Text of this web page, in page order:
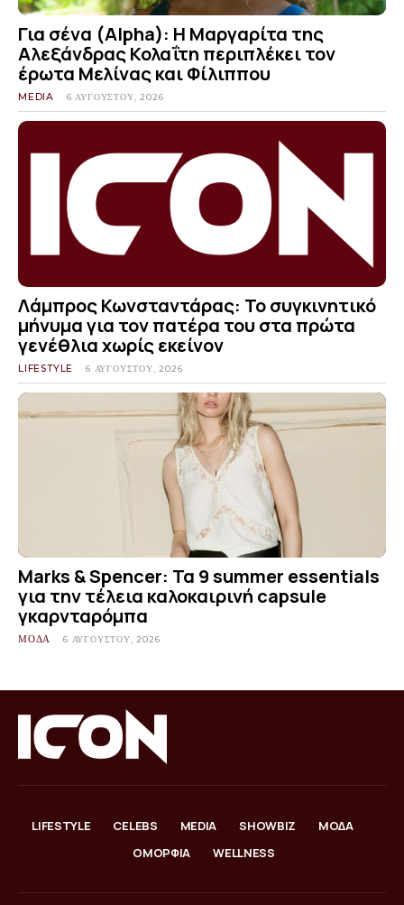
Για σένα (Alpha): Η Μαργαρίτα της
Αλεξάνδρας Κολαΐτη περιπλέκει τον
έρωτα Μελίνας και Φίλιππου
MEDIA 6 ΑΥΓΟΎΣΤΟΥ, 2026
Λάμπρος Κωνσταντάρας: Το συγκινητικό
μήνυμα για τον πατέρα του στα πρώτα
γενέθλια χωρίς εκείνον
LIFESTYLE 6 ΑΥΓΟΎΣΤΟΥ, 2026
Marks & Spencer: Τα 9 summer essentials
για την τέλεια καλοκαιρινή capsule
γκαρνταρόμπα
ΜΟΔΑ 6 ΑΥΓΟΎΣΤΟΥ, 2026
LIFESTYLE CELEBS MEDIA SHOWBIZ
ΜΟΔΑ
ΟΜΟΡΦΙΑ
WELLNESS